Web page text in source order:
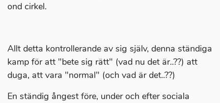
ond cirkel.
Allt detta kontrollerande av sig själv, denna ständiga
kamp för att "bete sig rätt" (vad nu det är..??) att
duga, att vara "normal" (och vad är det..??)
En ständig ångest före, under och efter sociala